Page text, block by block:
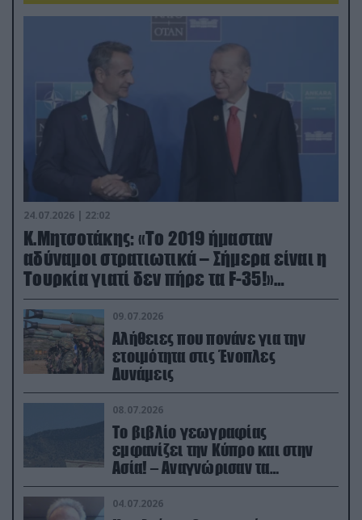
24.07.2026 | 22:02
Κ.Μητσοτάκης: «Το 2019 ήμασταν
αδύναμοι στρατιωτικά – Σήμερα είναι η
Τουρκία γιατί δεν πήρε τα F-35!»
(βίντεο)
09.07.2026
Αλήθειες που πονάνε για την
ετοιμότητα στις Ένοπλες
Δυνάμεις
08.07.2026
Το βιβλίο γεωγραφίας
εμφανίζει την Κύπρο και στην
Ασία! – Αναγνώρισαν τα
κατεχόμενα; (φωτο)
04.07.2026